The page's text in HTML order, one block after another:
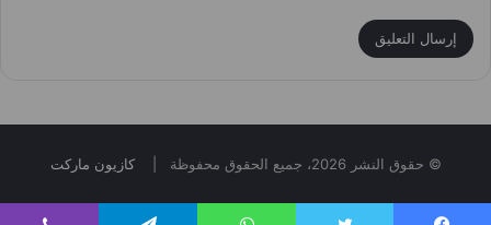
© حقوق النشر 2026، جميع الحقوق محفوظة | كازيون ماركت